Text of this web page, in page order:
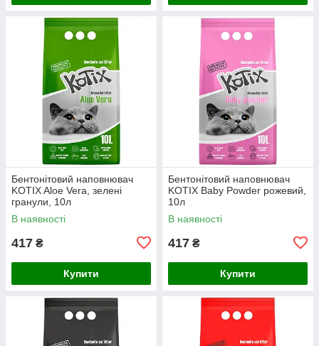
Бентонітовий наповнювач
KOTIX Aloe Vera, зелені
гранули, 10л
В наявності
417 ₴
Купити
Бентонітовий наповнювач
KOTIX Baby Powder рожевий,
10л
В наявності
417 ₴
Купити